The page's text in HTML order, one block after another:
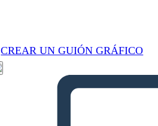
CREAR UN GUIÓN GRÁFICO